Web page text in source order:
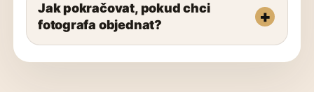
Jak pokračovat, pokud chci
fotografa objednat?